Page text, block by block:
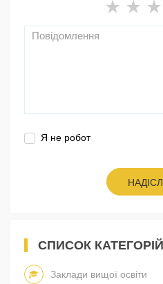
Я не робот
СПИСОК КАТЕГОРІЙ
Заклади вищої освіти